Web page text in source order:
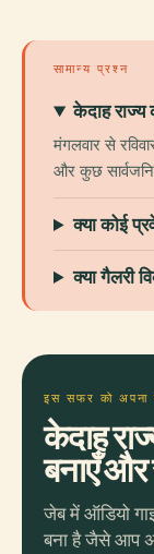
सामान्य प्रश्न
केदाह
मंगलवार से
और कुछ
क्या कोई
क्या गैलरी
इस सफर को अपना
केदाह
बनाएँ
जेब में ऑडियो
बना है जैसे आप